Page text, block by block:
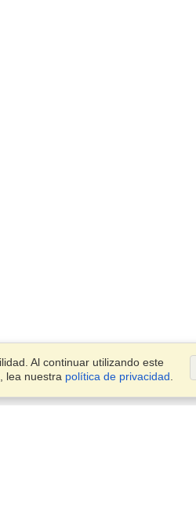
Al continuar utilizando este
lea nuestra política de privacidad